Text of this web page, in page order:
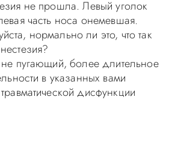
не прошла. Левый уголок
часть носа онемевшая.
нормально ли это, что так
пугающий, более длительное
в указанных вами
дисфункции